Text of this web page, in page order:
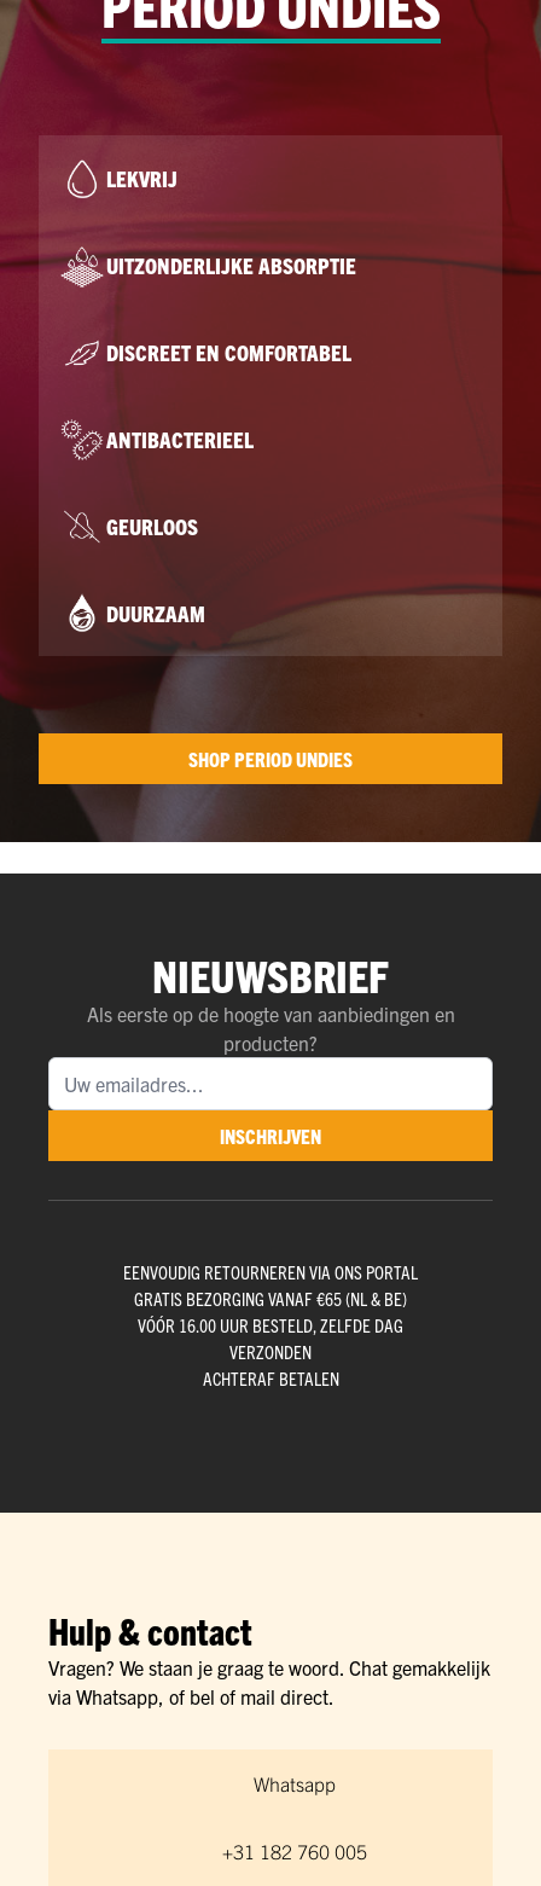
LEKVRIJ
UITZONDERLIJKE ABSORPTIE
DISCREET EN COMFORTABEL
ANTIBACTERIEEL
GEURLOOS
DUURZAAM
SHOP PERIOD UNDIES
NIEUWSBRIEF
Als eerste op de hoogte van aanbiedingen en
producten?
INSCHRIJVEN
EENVOUDIG RETOURNEREN VIA ONS PORTAL
GRATIS BEZORGING VANAF €65 (NL & BE)
VÓÓR 16.00 UUR BESTELD, ZELFDE DAG
VERZONDEN
ACHTERAF BETALEN
Hulp & contact
Vragen? We staan je graag te woord. Chat gemakkelijk
via Whatsapp, of bel of mail direct.
Whatsapp
+31 182 760 005